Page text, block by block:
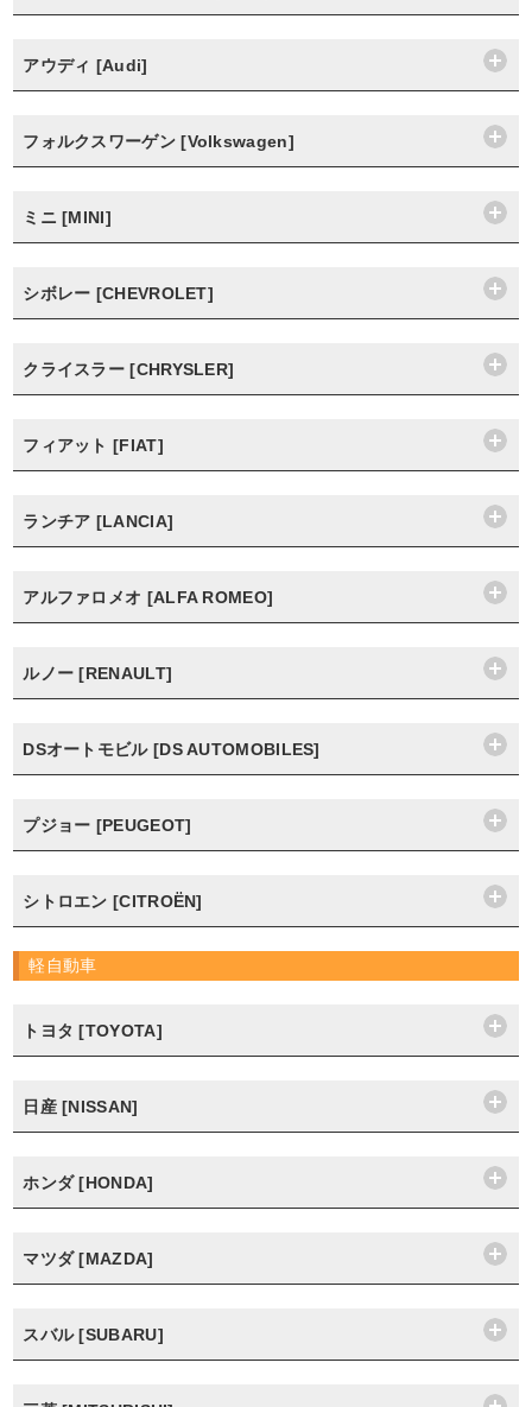
アウディ [Audi]
フォルクスワーゲン [Volkswagen]
ミニ [MINI]
シボレー [CHEVROLET]
クライスラー [CHRYSLER]
フィアット [FIAT]
ランチア [LANCIA]
アルファロメオ [ALFA ROMEO]
ルノー [RENAULT]
DSオートモビル [DS AUTOMOBILES]
プジョー [PEUGEOT]
シトロエン [CITROËN]
軽自動車
トヨタ [TOYOTA]
日産 [NISSAN]
ホンダ [HONDA]
マツダ [MAZDA]
スバル [SUBARU]